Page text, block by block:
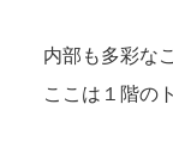
内部も多彩な
ここは１階